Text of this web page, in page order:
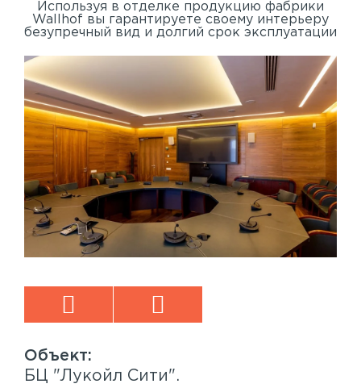
Используя в отделке продукцию фабрики
Wallhof вы гарантируете своему интерьеру
безупречный вид и долгий срок эксплуатации
БЦ "Лукойл Сити".